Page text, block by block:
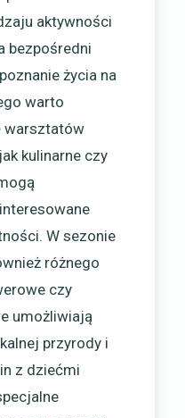
aktywności
bezpośredni
życia na
warto
warsztatów
kulinarne czy
W sezonie
różnego
czy
umożliwiają
przyrody i
z dziećmi